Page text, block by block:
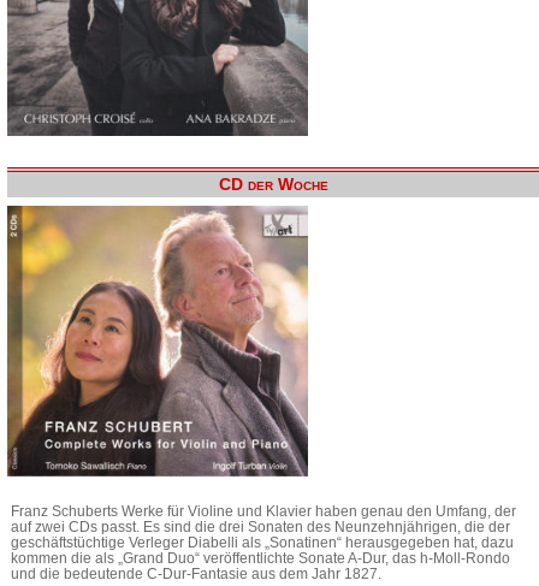
CD der Woche
Franz Schuberts Werke für Violine und Klavier haben genau den Umfang, der
auf zwei CDs passt. Es sind die drei Sonaten des Neunzehnjährigen, die der
geschäftstüchtige Verleger Diabelli als „Sonatinen“ herausgegeben hat, dazu
kommen die als „Grand Duo“ veröffentlichte Sonate A-Dur, das h-Moll-Rondo
und die bedeutende C-Dur-Fantasie aus dem Jahr 1827.